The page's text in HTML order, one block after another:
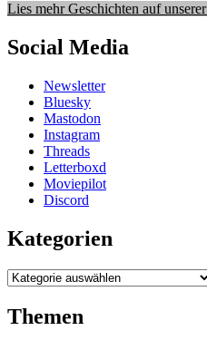
Lies mehr Geschichten auf
Social Media
Newsletter
Bluesky
Mastodon
Instagram
Threads
Letterboxd
Moviepilot
Discord
Kategorien
Kategorien
Themen